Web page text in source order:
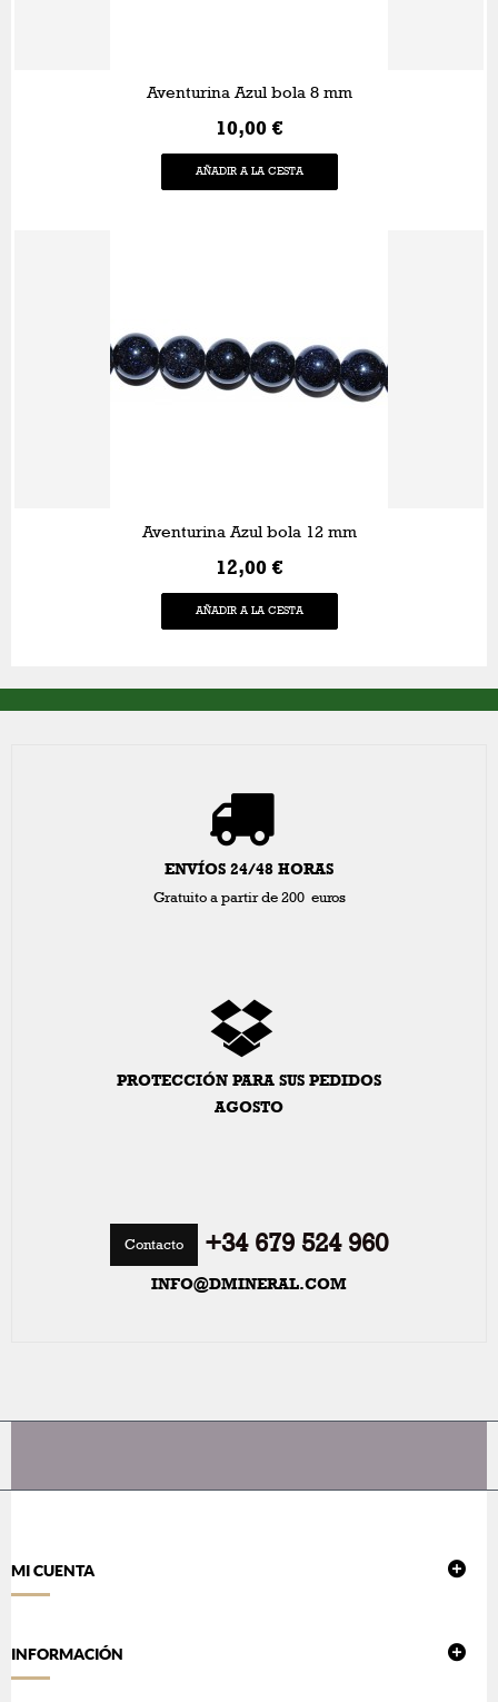
Aventurina Azul bola 8 mm
10,00 €
AÑADIR A LA CESTA
Aventurina Azul bola 12 mm
12,00 €
AÑADIR A LA CESTA
ENVÍOS 24/48 HORAS
Gratuito a partir de 200 euros
PROTECCIÓN PARA SUS PEDIDOS
AGOSTO
Contacto +34 679 524 960
INFO@DMINERAL.COM
MI CUENTA
INFORMACIÓN